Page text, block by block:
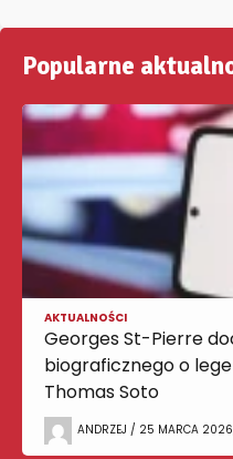
Popularne
AKTUALNOŚCI
Georges St-Pierre
biograficznego o
Thomas Soto
ANDRZEJ / 25 MARCA